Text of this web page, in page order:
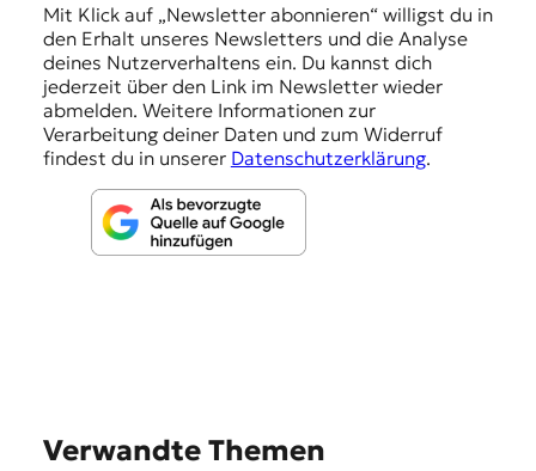
Mit Klick auf „Newsletter abonnieren“ willigst du in
den Erhalt unseres Newsletters und die Analyse
deines Nutzerverhaltens ein. Du kannst dich
jederzeit über den Link im Newsletter wieder
abmelden. Weitere Informationen zur
Verarbeitung deiner Daten und zum Widerruf
findest du in unserer Datenschutzerklärung.
Verwandte Themen